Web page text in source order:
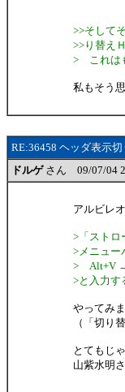
>>そして
>>り替え
> これは
私もそう
RE:36458 ヘッダ表示切
ドルゲさん 09/07/04
アルビレ
>「ストロ
>メニュー
> Alt+V →
>と入力す
やってみ
（「切り
とてもじ
山紫水明